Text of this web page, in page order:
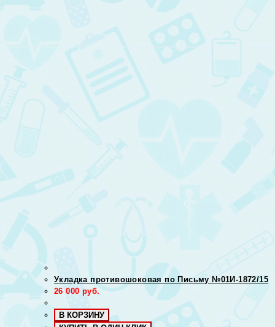
Укладка противошоковая по Письму №01И-1872/15
26 000 руб.
В КОРЗИНУ